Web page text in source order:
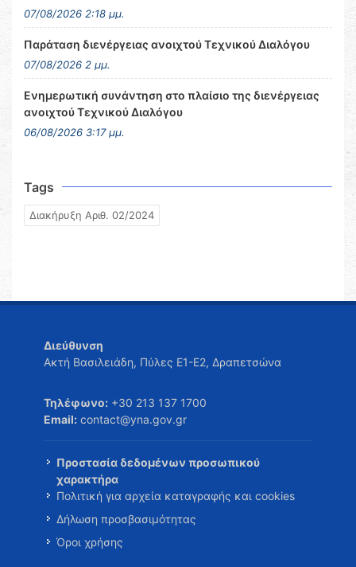
07/08/2026 2:18 μμ.
Παράταση διενέργειας ανοιχτού Τεχνικού Διαλόγου
07/08/2026 2 μμ.
Ενημερωτική συνάντηση στο πλαίσιο της διενέργειας
ανοιχτού Τεχνικού Διαλόγου
06/08/2026 3:17 μμ.
Tags
Διακήρυξη Αριθ. 02/2024
Διεύθυνση
Ακτή Βασιλειάδη, Πύλες Ε1-Ε2, Δραπετσώνα
Τηλέφωνο: +30 213 137 1700
Email: contact@yna.gov.gr
Προστασία δεδομένων προσωπικού
χαρακτήρα
Πολιτική για αρχεία καταγραφής και cookies
Δήλωση προσβασιμότητας
Όροι χρήσης